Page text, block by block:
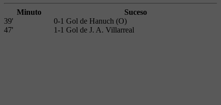
Minuto
Suceso
39'
0-1 Gol de Hanuch (O)
47'
1-1 Gol de J. A. Villarreal